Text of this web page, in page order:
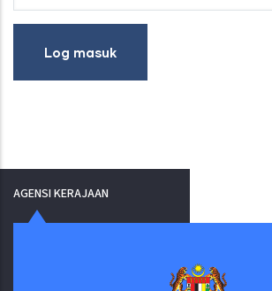
AGENSI KERAJAAN